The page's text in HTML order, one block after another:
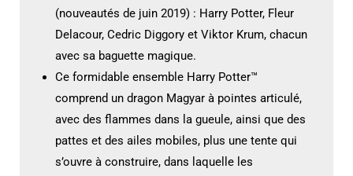
(nouveautés de juin 2019) : Harry Potter, Fleur
Delacour, Cedric Diggory et Viktor Krum, chacun
avec sa baguette magique.
Ce formidable ensemble Harry Potter™
comprend un dragon Magyar à pointes articulé,
avec des flammes dans la gueule, ainsi que des
pattes et des ailes mobiles, plus une tente qui
s’ouvre à construire, dans laquelle les